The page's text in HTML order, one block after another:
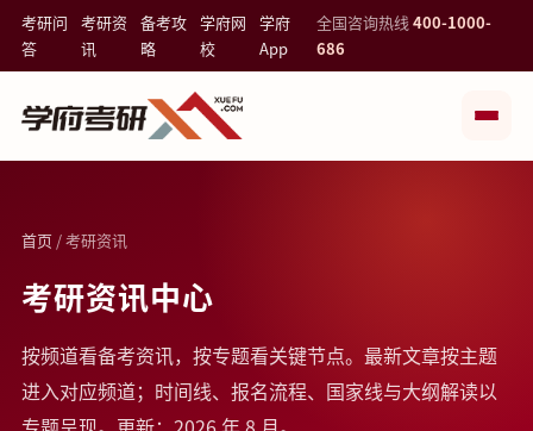
考研问
答
考研资
讯
备考攻
略
学府网
校
学府
App
全国咨询热线400-1000-
686
首页/ 考研资讯
考研资讯中心
按频道看备考资讯，按专题看关键节点。最新文章按主题
进入对应频道；时间线、报名流程、国家线与大纲解读以